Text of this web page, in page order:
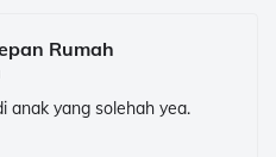
Rumah
anak yang solehah yea.